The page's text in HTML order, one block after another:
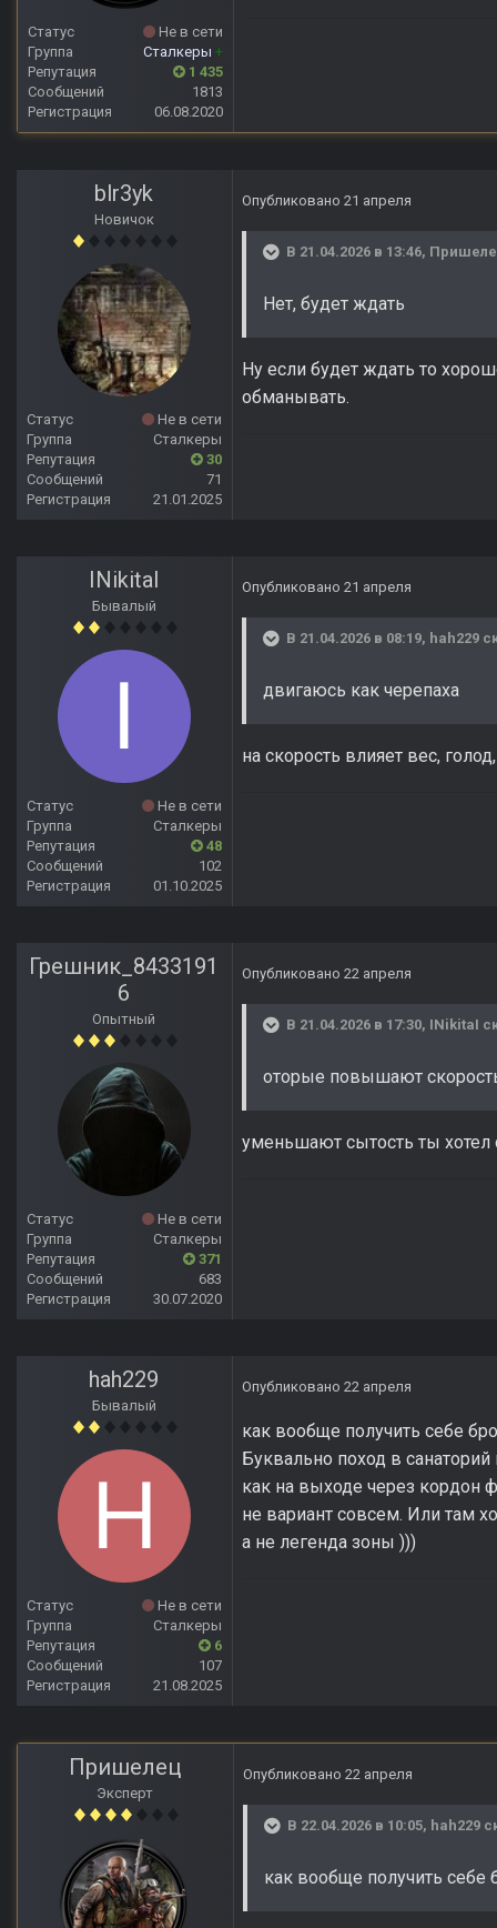
Статус
Не в сети
Группа
Сталкеры +
Репутация
1 435
Сообщений
1813
Регистрация
06.08.2020
blr3yk
Новичок
Статус
Не в сети
Группа
Сталкеры
Репутация
30
Сообщений
71
Регистрация
21.01.2025
Опубликовано 21 апреля
В 21.04.2026 в 13:46,
Нет, будет ждать
Ну если будет ждать то
обманывать.
INikitaI
Бывалый
Статус
Не в сети
Группа
Сталкеры
Репутация
48
Сообщений
102
Регистрация
01.10.2025
Опубликовано 21 апреля
В 21.04.2026 в 08:19, hah229
двигаюсь как черепаха
на скорость влияет вес,
Грешник_8433191
6
Опытный
Статус
Не в сети
Группа
Сталкеры
Репутация
371
Сообщений
683
Регистрация
30.07.2020
Опубликовано 22 апреля
В 21.04.2026 в 17:30, INikitaI
оторые повышают
уменьшают сытость ты хотел
hah229
Бывалый
Статус
Не в сети
Группа
Сталкеры
Репутация
6
Сообщений
107
Регистрация
21.08.2025
Опубликовано 22 апреля
как вообще получить себе
Буквально поход в
как на выходе через кордон
не вариант совсем. Или там
а не легенда зоны )))
Пришелец
Эксперт
Опубликовано 22 апреля
В 22.04.2026 в 10:05, hah229
как вообще получить себе